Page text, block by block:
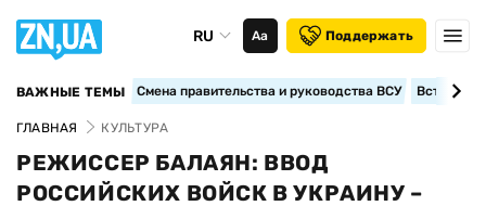
RU Аа Поддержать
ВАЖНЫЕ ТЕМЫ Смена правительства и руководства ВСУ
ГЛАВНАЯ КУЛЬТУРА
РЕЖИССЕР БАЛАЯН: ВВОД
РОССИЙСКИХ ВОЙСК В УКРАИНУ –